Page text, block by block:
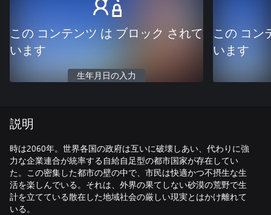
この コンテンツ は ブロック されて
います
生年月日の入力
この コン
います
説明
時は2060年。世界各国の政府は互いに破壊しあい、代わりに強
力な企業連合が統率する自給自足型の都市国家が存在してい
た。この密集した都市の壁の中で、市民は快適かつ不摂生な生
活を楽しんでいる。それは、外界の果てしない砂漠の荒野で生
計を立てている散在した地域社会の厳しい現実とはかけ離れて
いる。